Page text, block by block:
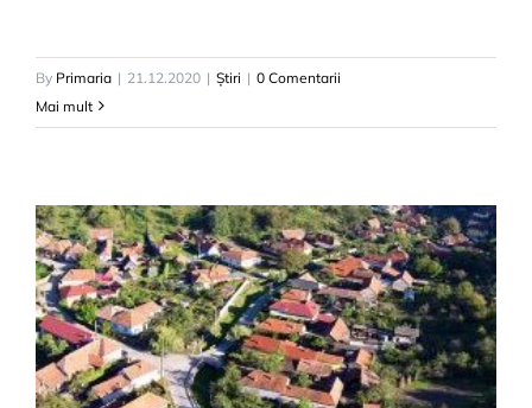
By Primaria | 21.12.2020 | Știri | 0 Comentarii
Mai mult